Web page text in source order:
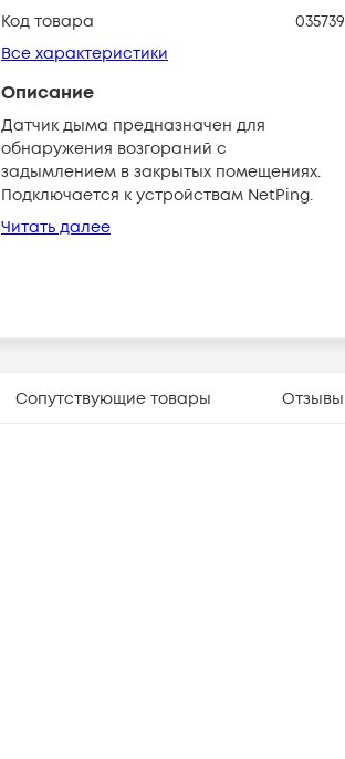
Код товара
035739
Все характеристики
Описание
Датчик дыма предназначен для
обнаружения возгораний с
задымлением в закрытых помещениях.
Подключается к устройствам NetPing.
Читать далее
Сопутствующие товары Отзывы